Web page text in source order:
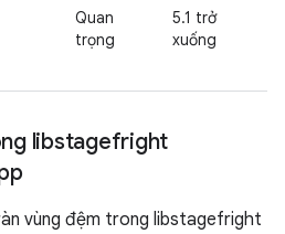
Quan
trọng
5.1 trở
xuống
libstagefright
vùng đệm trong libstagefright